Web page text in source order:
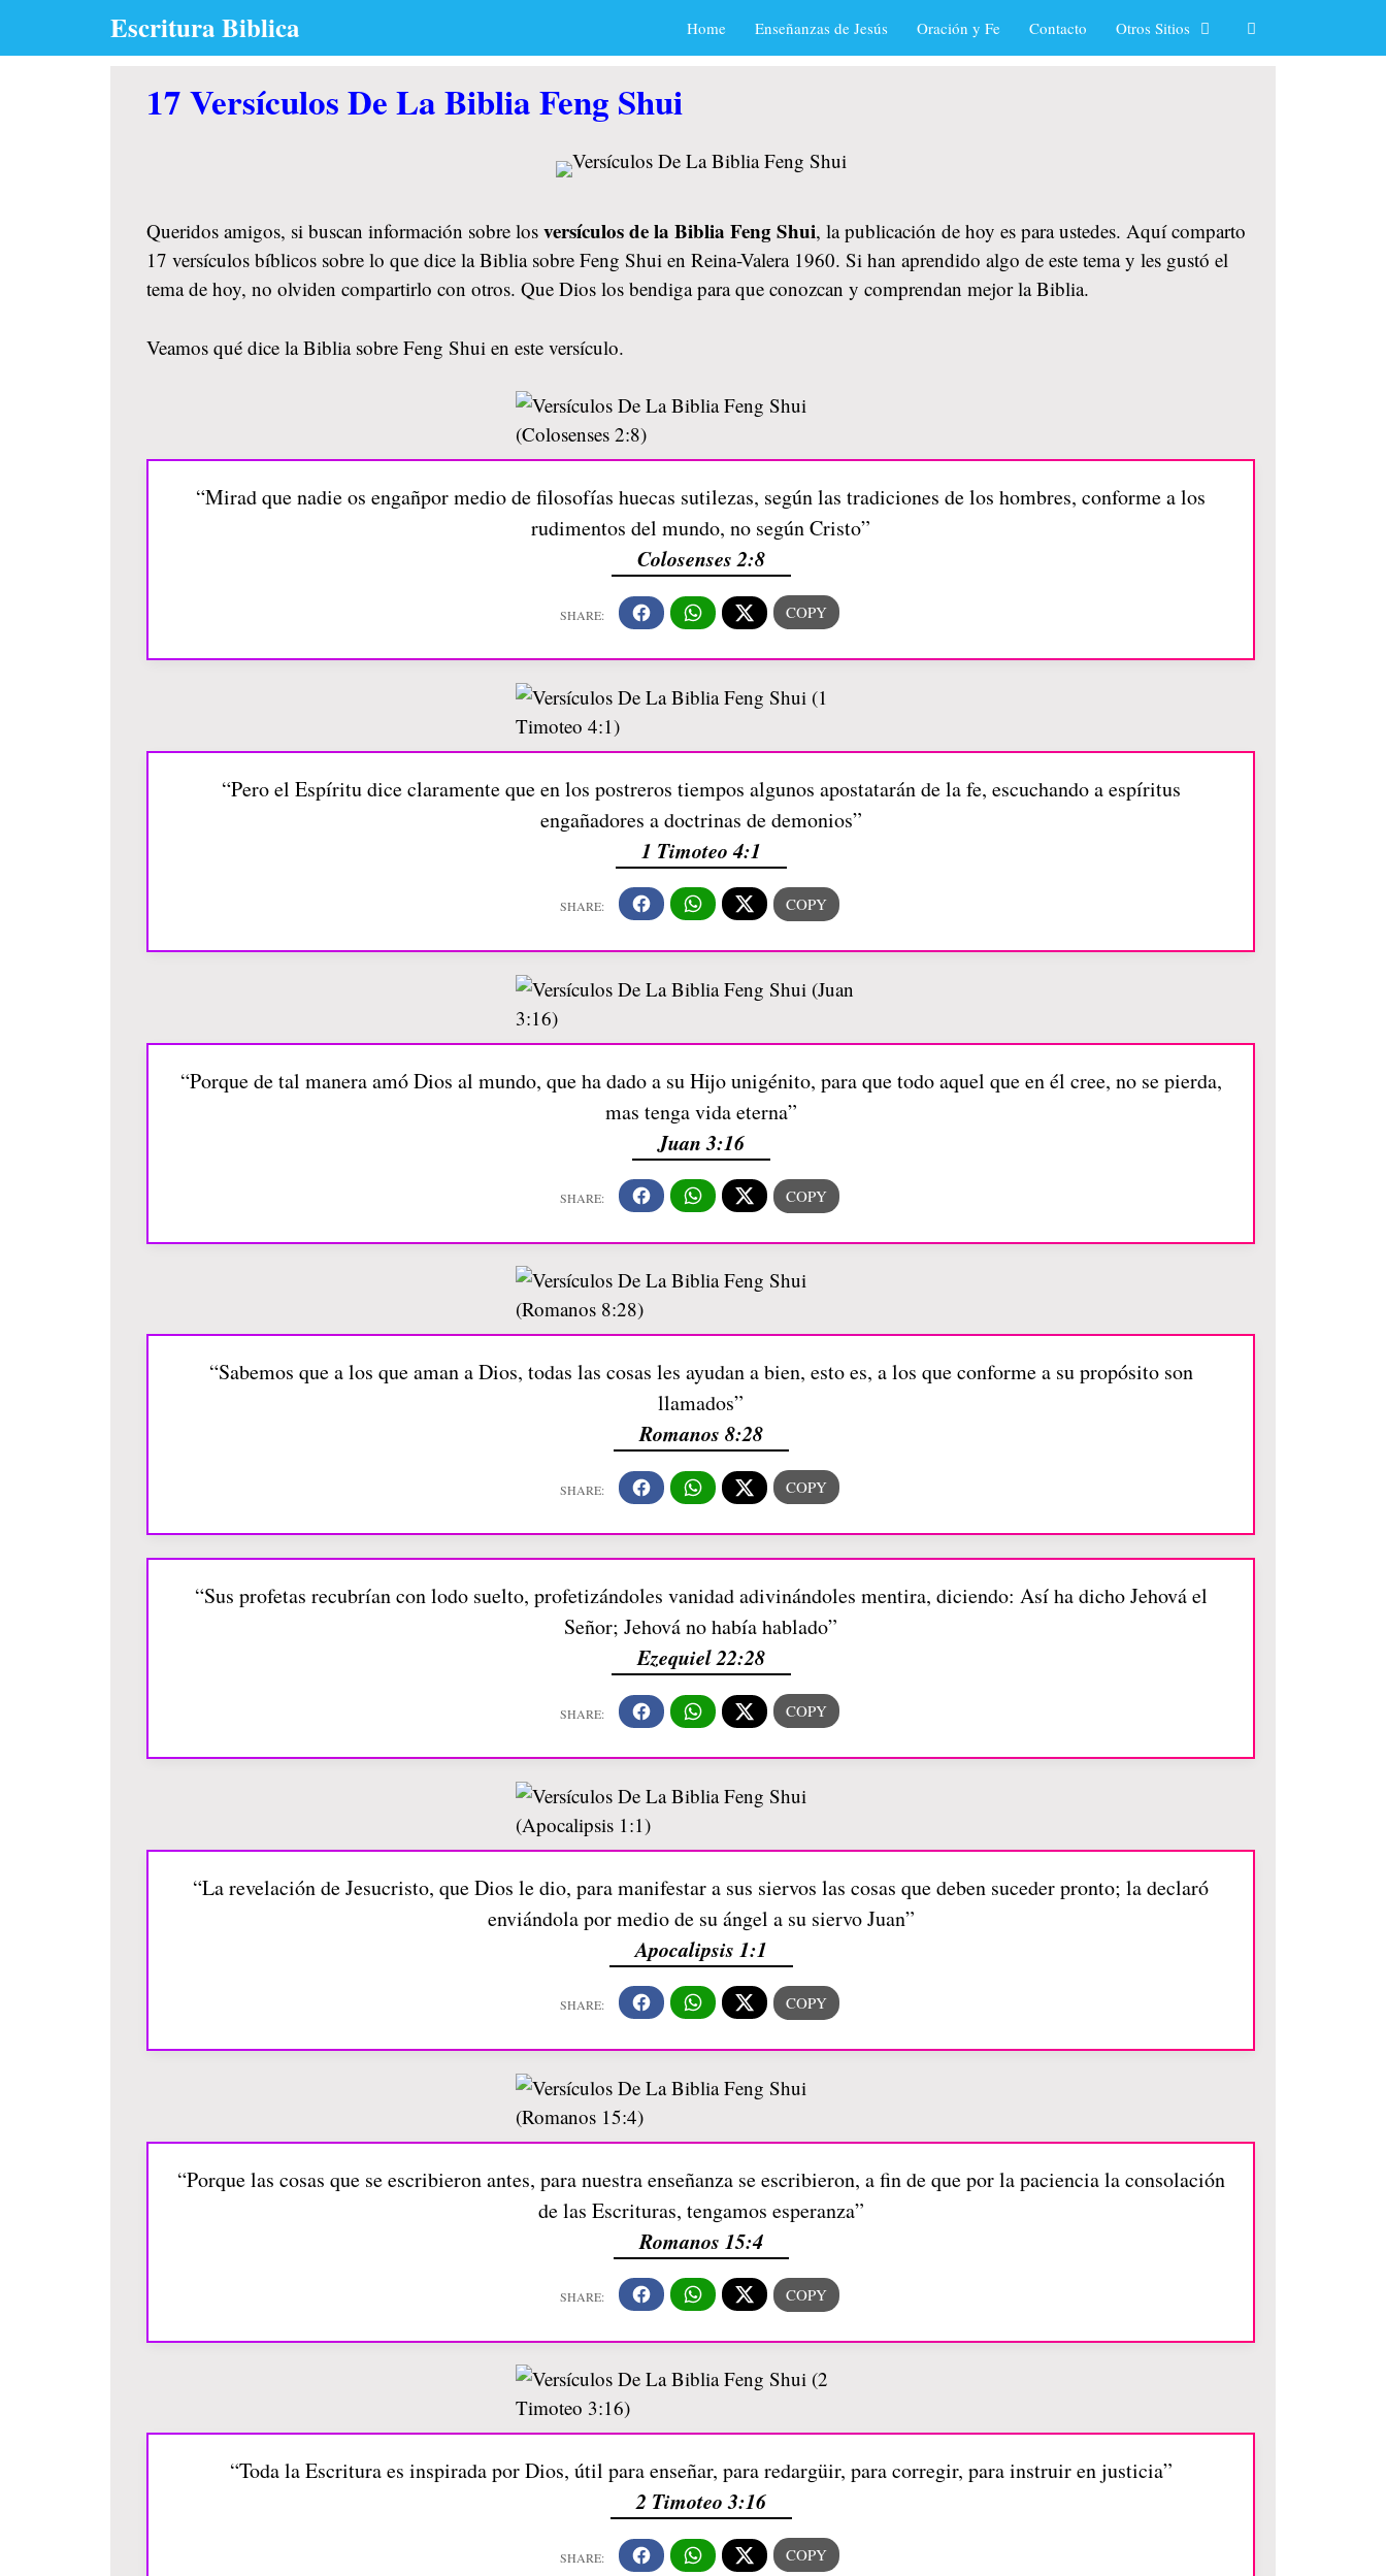
Escritura Biblica Home Enseñanzas de Jesús Oración y Fe Contacto Otros Sitios
17 Versículos De La Biblia Feng Shui
Queridos amigos, si buscan información sobre los versículos de la Biblia Feng Shui, la publicación de hoy es para ustedes. Aquí comparto
17 versículos bíblicos sobre lo que dice la Biblia sobre Feng Shui en Reina-Valera 1960. Si han aprendido algo de este tema y les gustó el
tema de hoy, no olviden compartirlo con otros. Que Dios los bendiga para que conozcan y comprendan mejor la Biblia.
Veamos qué dice la Biblia sobre Feng Shui en este versículo.
“Mirad que nadie os engañpor medio de filosofías huecas sutilezas, según las tradiciones de los hombres, conforme a los
rudimentos del mundo, no según Cristo”
Colosenses 2:8
“Pero el Espíritu dice claramente que en los postreros tiempos algunos apostatarán de la fe, escuchando a espíritus
engañadores a doctrinas de demonios”
1 Timoteo 4:1
“Porque de tal manera amó Dios al mundo, que ha dado a su Hijo unigénito, para que todo aquel que en él cree, no se pierda,
mas tenga vida eterna”
Juan 3:16
“Sabemos que a los que aman a Dios, todas las cosas les ayudan a bien, esto es, a los que conforme a su propósito son
llamados”
Romanos 8:28
“Sus profetas recubrían con lodo suelto, profetizándoles vanidad adivinándoles mentira, diciendo: Así ha dicho Jehová el
Señor; Jehová no había hablado”
Ezequiel 22:28
“La revelación de Jesucristo, que Dios le dio, para manifestar a sus siervos las cosas que deben suceder pronto; la declaró
enviándola por medio de su ángel a su siervo Juan”
Apocalipsis 1:1
“Porque las cosas que se escribieron antes, para nuestra enseñanza se escribieron, a fin de que por la paciencia la consolación
de las Escrituras, tengamos esperanza”
Romanos 15:4
“Toda la Escritura es inspirada por Dios, útil para enseñar, para redargüir, para corregir, para instruir en justicia”
2 Timoteo 3:16